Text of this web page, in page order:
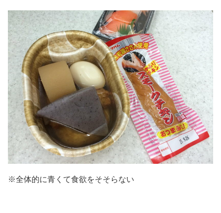
※全体的に青くて食欲をそそらない